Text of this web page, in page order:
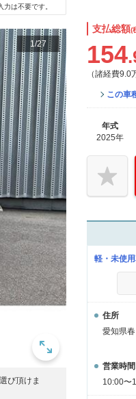
は不要です。
1/27
び頂けま
支払総額(
154
（諸経費9.0
この車
年式
2025年
軽・未使
住所
愛知県
営業時間
10:00〜